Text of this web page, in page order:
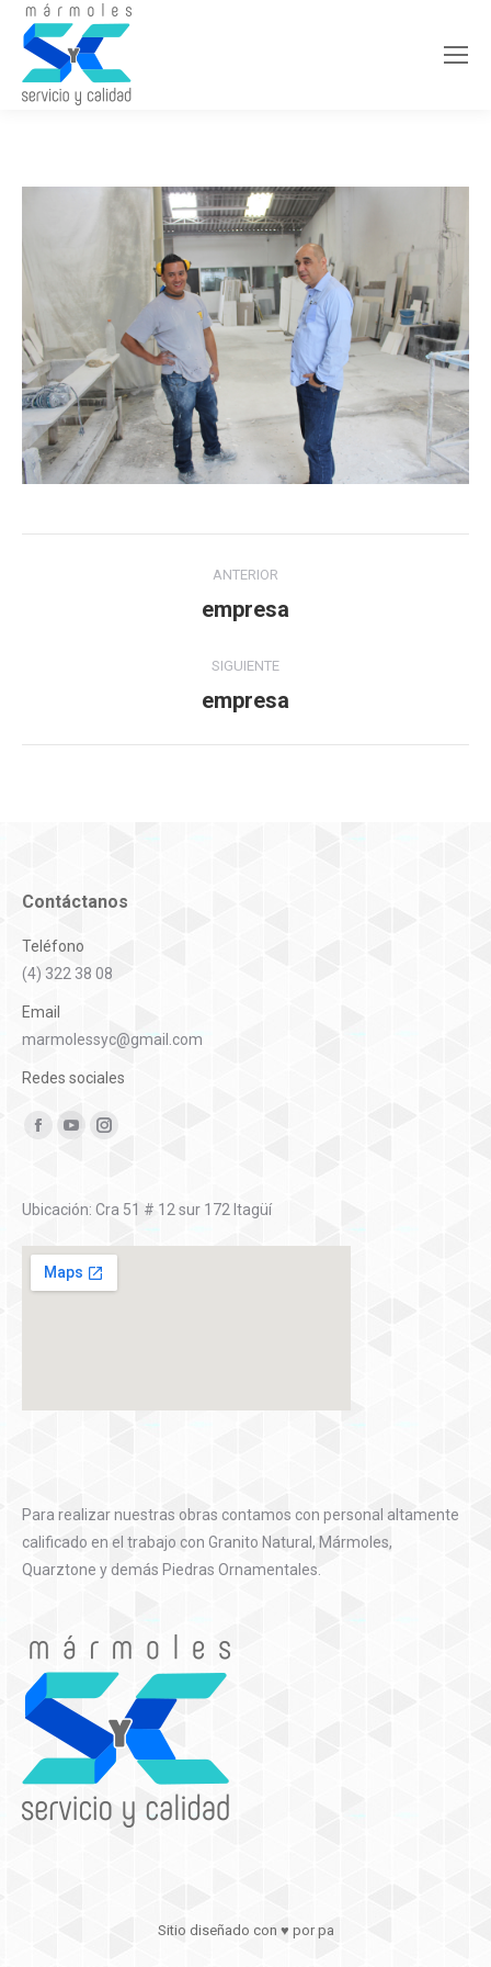
ANTERIOR
Álbum
empresa
SIGUIENTE
Álbum
empresa
Contáctanos
Teléfono
(4) 322 38 08
Email
marmolessyc@gmail.com
Redes sociales
Encuéntranos en:
Facebook
YouTubeInstagram
Ubicación: Cra 51 # 12 sur 172 Itagüí
Para realizar nuestras obras contamos con personal altamente
calificado en el trabajo con Granito Natural, Mármoles,
Quarztone y demás Piedras Ornamentales.
Sitio diseñado con ♥ por pa